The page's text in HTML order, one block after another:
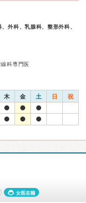
外科、乳腺科、整形外科、
科専門医
木 金 土 日 祝
女医在籍